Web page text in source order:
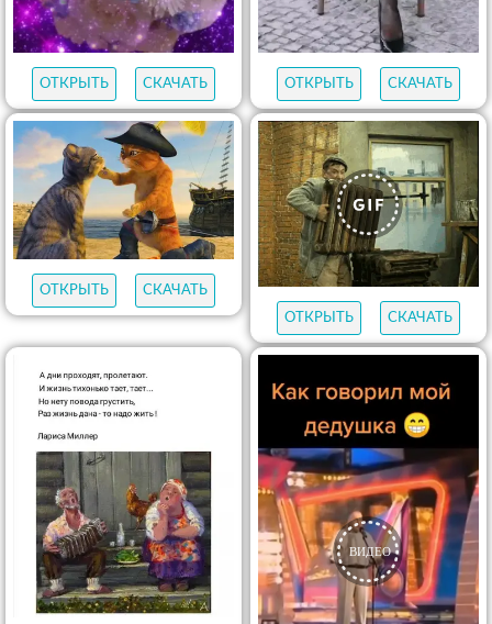
ОТКРЫТЬ СКАЧАТЬ ОТКРЫТЬ СКАЧАТЬ
ОТКРЫТЬ
СКАЧАТЬ
ОТКРЫТЬ
СКАЧАТЬ